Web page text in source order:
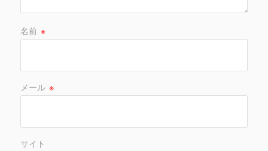
名前 ※
メール ※
サイト